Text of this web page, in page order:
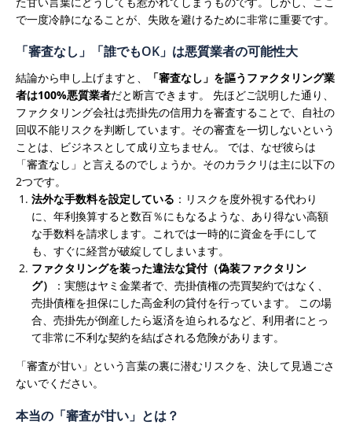
で一度冷静になることが、失敗を避けるために非常に重要です。
「審査なし」「誰でもOK」は悪質業者の可能性大
結論から申し上げますと、
「審査なし」を謳うファクタリング業
者は100%悪質業者だと断言できます。
先ほどご説明した通り、
ファクタリング会社は売掛先の信用力を審査することで、自社の
回収不能リスクを判断しています。その審査を一切しないという
ことは、ビジネスとして成り立ちません。
では、なぜ彼らは
「審査なし」と言えるのでしょうか。そのカラクリは主に以下の
2つです。
法外な手数料を設定している ：リスクを度外視する代わり
に、年利換算すると数百％にもなるような、あり得ない高額
な手数料を請求します。これでは一時的に資金を手にして
も、すぐに経営が破綻してしまいます。
ファクタリングを装った違法な貸付（偽装ファクタリン
グ）
：実態はヤミ金業者で、売掛債権の売買契約ではなく、
売掛債権を担保にした高金利の貸付を行っています。 この場
合、売掛先が倒産したら返済を迫られるなど、利用者にとっ
て非常に不利な契約を結ばされる危険があります。
「審査が甘い」という言葉の裏に潜むリスクを、決して見過ごさ
ないでください。
本当の「審査が甘い」とは？